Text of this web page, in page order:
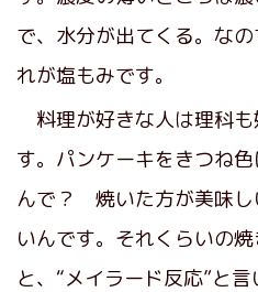
で、水分が出てくる。な
れが塩もみです。
料理が好きな人は理科
す。パンケーキをきつね
んで？ 焼いた方が美味し
いんです。それくらいの
と、“メイラード反応”と言